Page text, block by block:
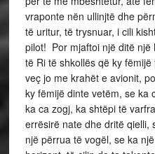
vraponte nën ullinjtë dhe
të uritur, të trysnuar, i cili
pilot! Por mjaftoi një ditë një
të Ri të shkollës që ky
veç jo me krahët e avionit,
ky fëmijë dinte vetëm, se ka
ka ca zogj, ka shtëpi të
errësirë nate dhe dritë qielli,
një përrua të vogël, se ka